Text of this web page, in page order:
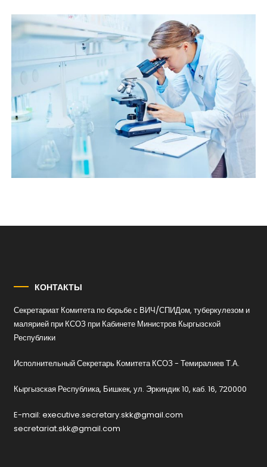
КОНТАКТЫ
Секретариат Комитета по борьбе с ВИЧ/СПИДом, туберкулезом и
малярией при КСОЗ при Кабинете Министров Кыргызской
Республики
Исполнительный Секретарь Комитета КСОЗ - Темиралиев Т.А.
Кыргызская Республика, Бишкек, ул. Эркиндик 10, каб. 16, 720000
E-mail: executive.secretary.skk@gmail.com
secretariat.skk@gmail.com